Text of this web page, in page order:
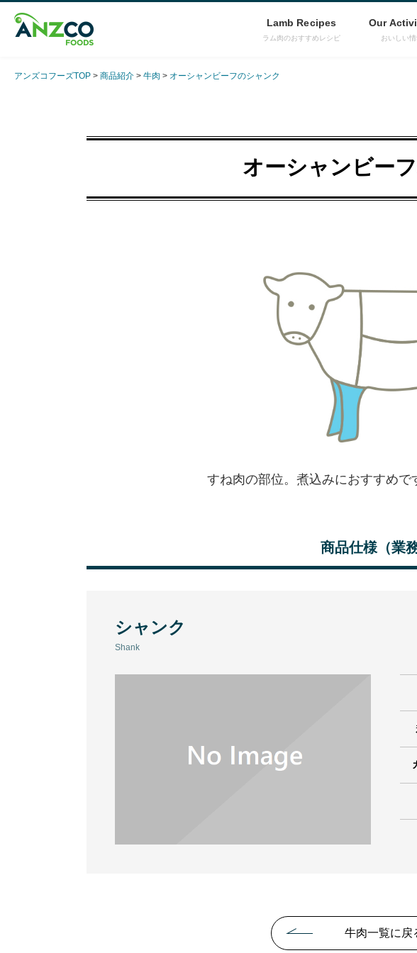
Lamb Recipes
ラム肉のおすすめレシピ
Our
おいしい情
アンズコフーズTOP 商品紹介 牛肉 オーシャンビーフのシャンク
オーシャンビー
すね肉の部位。煮込みにおすすめで
商品仕様（業務
シャンク
Shank
牛肉一覧に戻